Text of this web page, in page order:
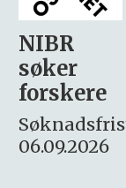
Rektor
Søknadsfrist:
15.09.2026